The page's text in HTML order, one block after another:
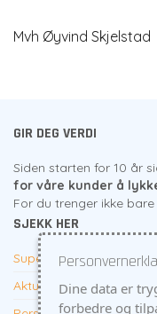
Mvh Øyvind Skjelstad
GIR DEG VERDI
Siden starten for 10 år
for våre kunder å
For du trenger ikke
SJEKK HER
Supert tilbud til firma
Aktuelt
Dine data er
forbedre og